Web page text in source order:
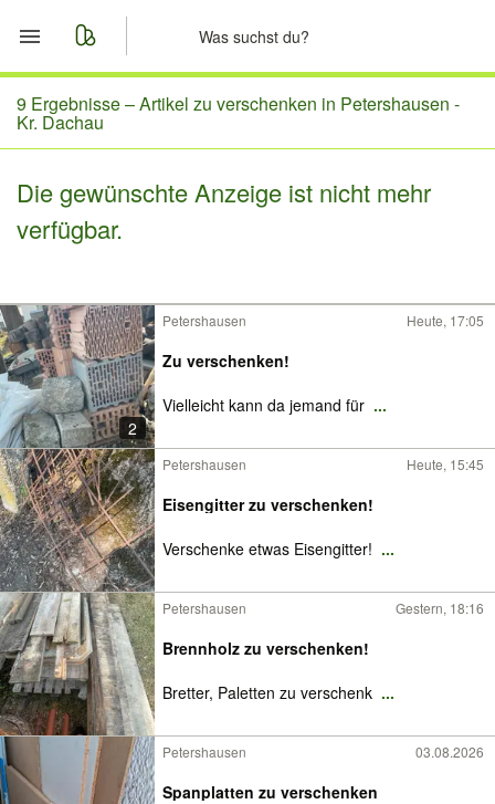
Start
Merkliste
Nachrichten
9 Ergebnisse –Artikel zu verschenken in Petershausen -
Kr. Dachau
Die gewünschte Anzeige ist nicht mehr
verfügbar.
2
Petershausen Heute, 17:05
Zu verschenken!
Vielleicht kann da jemand für ...
Petershausen Heute, 15:45
Eisengitter zu verschenken!
Verschenke etwas Eisengitter! ...
Petershausen Gestern, 18:16
Brennholz zu verschenken!
Bretter, Paletten zu verschenk ...
Petershausen 03.08.2026
Spanplatten zu verschenken